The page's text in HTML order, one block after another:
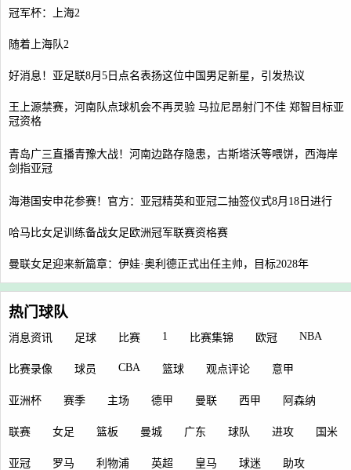
冠军杯：上海2
随着上海队2
好消息！亚足联8月5日点名表扬这位中国男足新星，引发热议
王上源禁赛，河南队点球机会不再灵验 马拉尼昂射门不佳 郑智目标亚
冠资格
青岛广三直播青豫大战！河南边路存隐患，古斯塔沃等喂饼，西海岸
剑指亚冠
海港国安申花参赛！官方：亚冠精英和亚冠二抽签仪式8月18日进行
哈马比女足训练备战女足欧洲冠军联赛资格赛
曼联女足迎来新篇章：伊娃·奥利德正式出任主帅，目标2028年
热门球队
消息资讯 足球 比赛 1 比赛集锦 欧冠 NBA
比赛录像 球员 CBA 篮球 观点评论 意甲
亚洲杯 赛季 主场 德甲 曼联 西甲 阿森纳
联赛 女足 篮板 曼城 广东 球队 进攻 国米
亚冠 罗马 利物浦 英超 皇马 球迷 助攻